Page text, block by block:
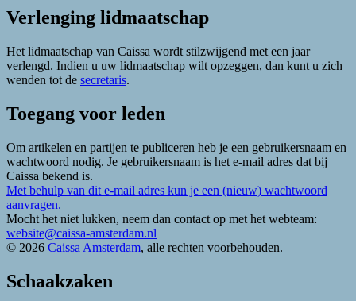
Verlenging lidmaatschap
Het lidmaatschap van Caissa wordt stilzwijgend met een jaar
verlengd. Indien u uw lidmaatschap wilt opzeggen, dan kunt u zich
wenden tot de secretaris.
Toegang voor leden
Om artikelen en partijen te publiceren heb je een gebruikersnaam en
wachtwoord nodig. Je gebruikersnaam is het e-mail adres dat bij
Caissa bekend is.
Met behulp van dit e-mail adres kun je een (nieuw) wachtwoord
aanvragen.
Mocht het niet lukken, neem dan contact op met het webteam:
website@caissa-amsterdam.nl
© 2026 Caissa Amsterdam, alle rechten voorbehouden.
Schaakzaken